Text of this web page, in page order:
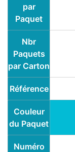
par
Paquet
Nbr
Paquets
par Carton
Référence
Couleur
du Paquet
Numéro